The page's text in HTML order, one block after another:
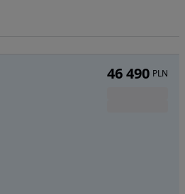
46 490 PLN